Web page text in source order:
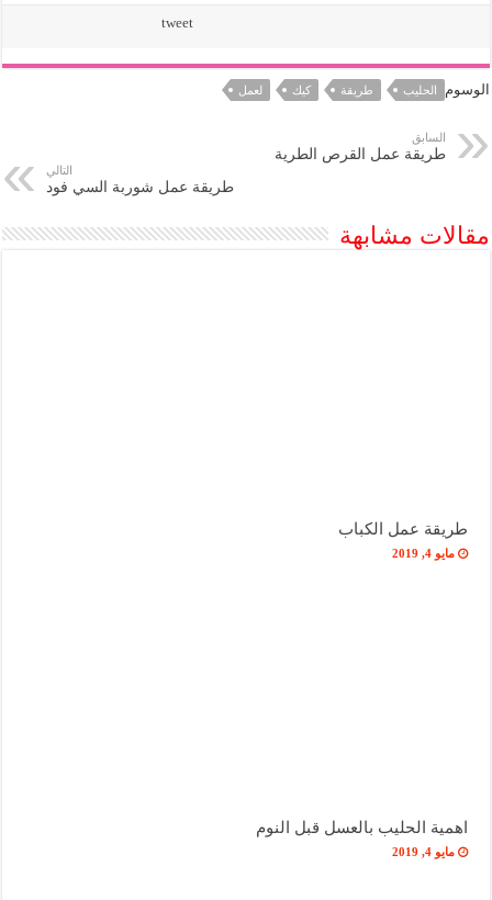
tweet
الوسوم الحليب طريقة كيك لعمل
السابق
طريقة عمل القرص الطرية
التالي
طريقة عمل شوربة السي فود
مقالات مشابهة
طريقة عمل الكباب
مايو 4, 2019
اهمية الحليب بالعسل قبل النوم
مايو 4, 2019